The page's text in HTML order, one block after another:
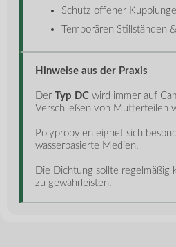
Schutz offener
Temporären Stillständen
Hinweise aus der Praxis
Der Typ DC wird immer auf
Verschließen von Mutterteilen
Polypropylen eignet sich
wasserbasierte Medien.
Die Dichtung sollte regelmäßig
zu gewährleisten.